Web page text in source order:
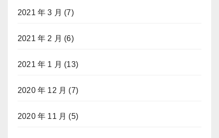
2021 年 3 月 (7)
2021 年 2 月 (6)
2021 年 1 月 (13)
2020 年 12 月 (7)
2020 年 11 月 (5)